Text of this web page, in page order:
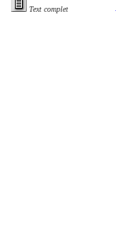
Text complet